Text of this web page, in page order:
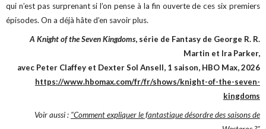
qui n’est pas surprenant si l’on pense à la fin ouverte de ces six premiers
épisodes. On a déjà hâte d’en savoir plus.
A Knight of the Seven Kingdoms, série de Fantasy de George R. R.
Martin et Ira Parker,
avec Peter Claffey et Dexter Sol Ansell, 1 saison, HBO Max, 2026
https://www.hbomax.com/fr/fr/shows/knight-of-the-seven-
kingdoms
Voir aussi : "Comment expliquer le fantastique désordre des saisons de